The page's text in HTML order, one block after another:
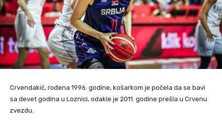
Crvendakić, rođena 1996. godine, košarkom je počela da se bavi
sa devet godina u Loznici, odakle je 2011. godine prešla u Crvenu
zvezdu.